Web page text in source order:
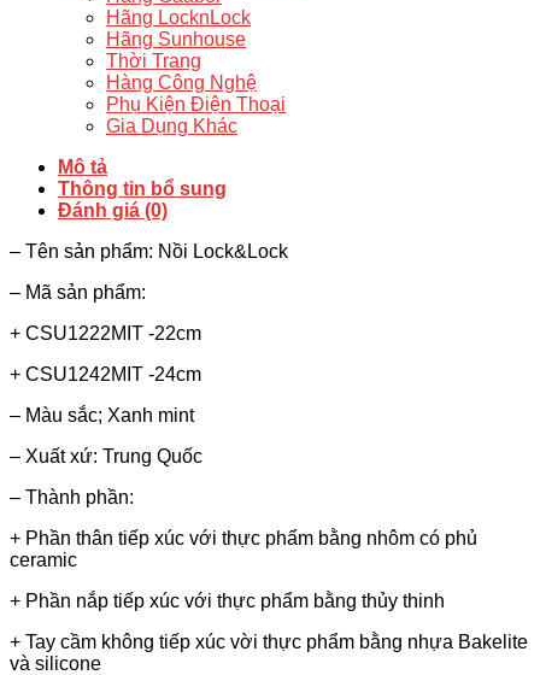
CSU1222MIT
CSU1242MIT
Xanh
Mint
số
Hãng LocknLock
Hãng Sunhouse
Thời Trang
Hàng Công Nghệ
Phụ Kiện Điện Thoại
Gia Dụng Khác
Mô tả
Thông tin bổ sung
Đánh giá (0)
– Tên sản phẩm: Nồi Lock&Lock
– Mã sản phẩm:
+ CSU1222MIT -22cm
+ CSU1242MIT -24cm
– Màu sắc; Xanh mint
– Xuất xứ: Trung Quốc
– Thành phần:
+ Phần thân tiếp xúc với thực phẩm bằng nhôm có phủ
ceramic
+ Phần nắp tiếp xúc với thực phẩm bằng thủy thinh
+ Tay cầm không tiếp xúc vời thực phẩm bằng nhựa Bakelite
và silicone